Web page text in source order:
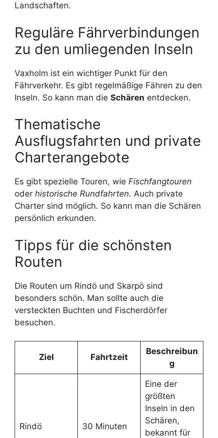
Landschaften.
Reguläre Fährverbindungen
zu den umliegenden Inseln
Vaxholm ist ein wichtiger Punkt für den
Fährverkehr. Es gibt regelmäßige Fähren zu den
Inseln. So kann man die Schären entdecken.
Thematische
Ausflugsfahrten und private
Charterangebote
Es gibt spezielle Touren, wie Fischfangtouren
oder historische Rundfahrten. Auch private
Charter sind möglich. So kann man die Schären
persönlich erkunden.
Tipps für die schönsten
Routen
Die Routen um Rindö und Skarpö sind
besonders schön. Man sollte auch die
versteckten Buchten und Fischerdörfer
besuchen.
Ziel Fahrtzeit
Beschreibun
g
Rindö 30 Minuten
Eine der
größten
Inseln in den
Schären,
bekannt für